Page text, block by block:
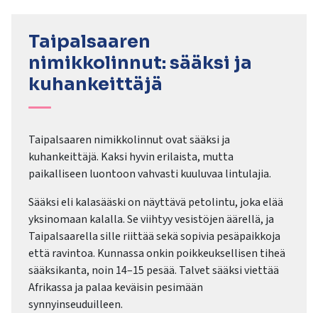
Taipalsaaren
nimikkolinnut: sääksi ja
kuhankeittäjä
Taipalsaaren nimikkolinnut ovat sääksi ja
kuhankeittäjä. Kaksi hyvin erilaista, mutta
paikalliseen luontoon vahvasti kuuluvaa lintulajia.
Sääksi eli kalasääski on näyttävä petolintu, joka elää
yksinomaan kalalla. Se viihtyy vesistöjen äärellä, ja
Taipalsaarella sille riittää sekä sopivia pesäpaikkoja
että ravintoa. Kunnassa onkin poikkeuksellisen tiheä
sääksikanta, noin 14–15 pesää. Talvet sääksi viettää
Afrikassa ja palaa keväisin pesimään
synnyinseuduilleen.